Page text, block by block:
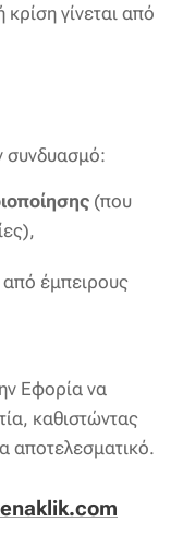
γίνεται από
συνδυασμό:
(που
από έμπειρους
Εφορία να
καθιστώντας
αποτελεσματικό.
enaklik.com